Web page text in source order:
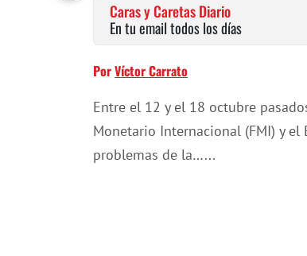
Caras y Caretas Diario
En tu email todos los días
PorVíctor Carrato
Entre el 12 y el 18 octubre
Monetario Internacional (FMI) y
problemas de la…...